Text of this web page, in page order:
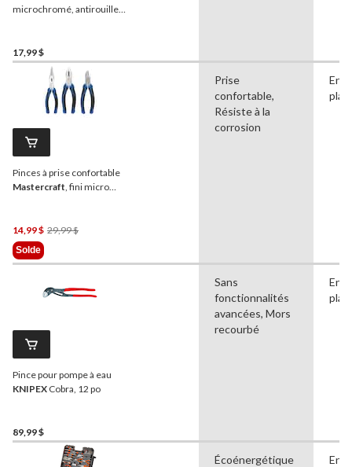
microchromé, antirouille,
17,99 $
Pinces à prise confortable
Mastercraft , fini micro
14,99 $ 29,99 $Prix
29,99 $
Solde
Prise
confortable,
Résiste à la
corrosion
En
Pince pour pompe à eau
KNIPEX Cobra, 12 po
89,99 $
Sans
fonctionnalités
avancées, Mors
recourbé
En
Écoénergétique
En